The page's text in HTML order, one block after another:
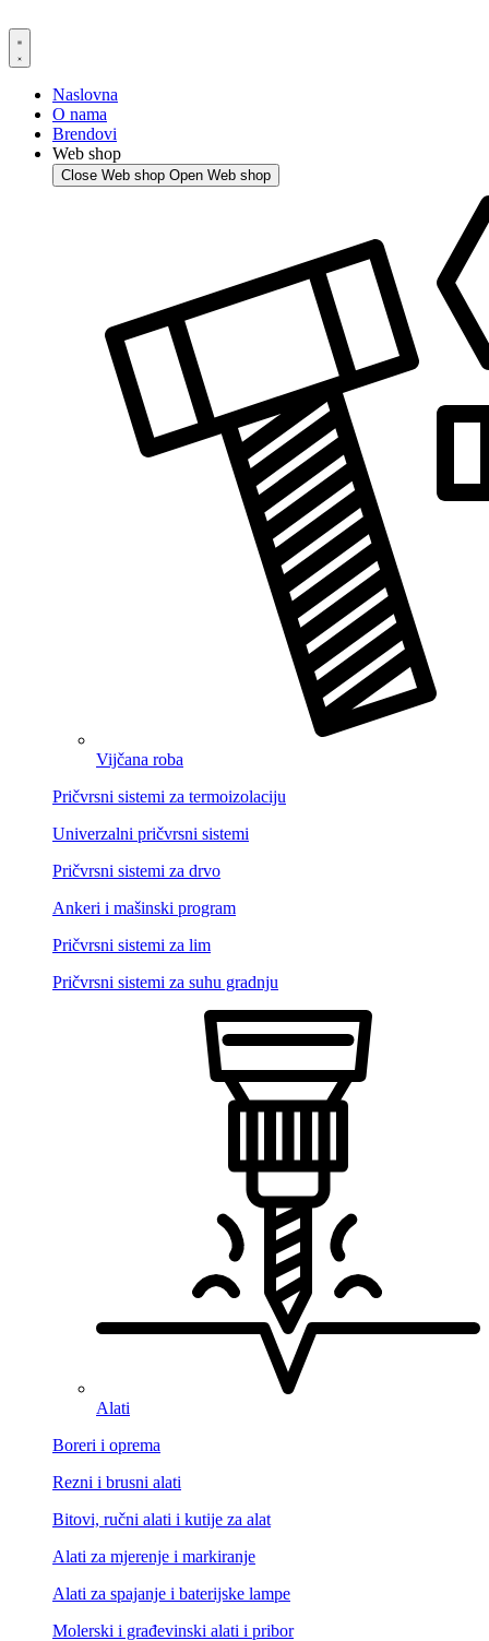
to
content
Naslovna
O nama
Brendovi
Web shop
Close Web shop Open Web shop
Vijčana roba
Pričvrsni sistemi za termoizolaciju
Univerzalni pričvrsni sistemi
Pričvrsni sistemi za drvo
Ankeri i mašinski program
Pričvrsni sistemi za lim
Pričvrsni sistemi za suhu gradnju
Alati
Boreri i oprema
Rezni i brusni alati
Bitovi, ručni alati i kutije za alat
Alati za mjerenje i markiranje
Alati za spajanje i baterijske lampe
Molerski i građevinski alati i pribor